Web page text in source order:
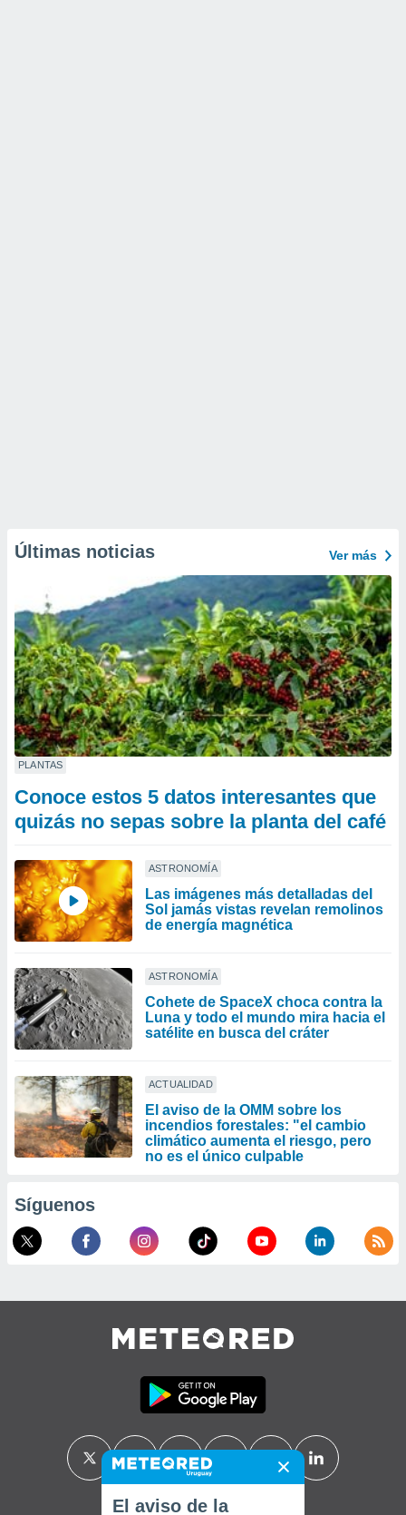
Últimas noticias Ver más
PLANTAS
Conoce estos 5 datos interesantes que
quizás no sepas sobre la planta del café
ASTRONOMÍA
Las imágenes más detalladas del
Sol jamás vistas revelan remolinos
de energía magnética
ASTRONOMÍA
Cohete de SpaceX choca contra la
Luna y todo el mundo mira hacia el
satélite en busca del cráter
ACTUALIDAD
El aviso de la OMM sobre los
incendios forestales: "el cambio
climático aumenta el riesgo, pero
no es el único culpable
Síguenos
El aviso de la